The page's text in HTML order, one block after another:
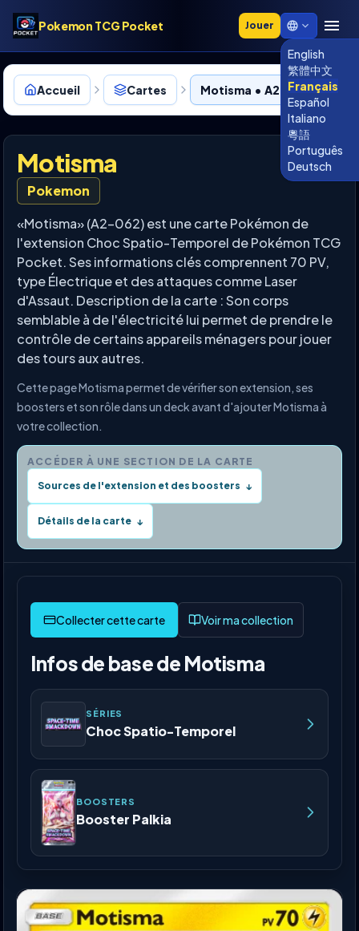
Pokemon TCG Pocket Jouer
English
繁體中文
Français
Español
Italiano
粵語
Português
Deutsch
Accueil Cartes Motisma • A2-062
Motisma
Pokemon
«Motisma» (A2-062) est une carte Pokémon de
l'extension Choc Spatio-Temporel de Pokémon TCG
Pocket. Ses informations clés comprennent 70 PV,
type Électrique et des attaques comme Laser
d'Assaut. Description de la carte : Son corps
semblable à de l'électricité lui permet de prendre le
contrôle de certains appareils ménagers pour jouer
des tours aux autres.
Cette page Motisma permet de vérifier son extension, ses
boosters et son rôle dans un deck avant d'ajouter Motisma à
votre collection.
ACCÉDER À UNE SECTION DE LA CARTE
Sources de l'extension et des boosters ↓
Détails de la carte ↓
Voir ma collection
Infos de base de Motisma
SÉRIES
Choc Spatio-Temporel
BOOSTERS
Booster Palkia